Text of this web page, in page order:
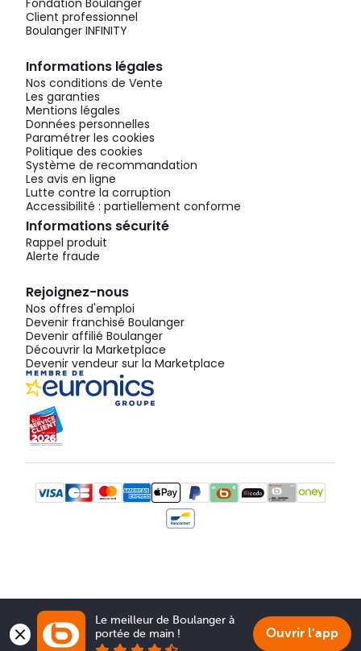
Client professionnel
Boulanger INFINITY
Informations légales
Nos conditions de Vente
Les garanties
Mentions légales
Données personnelles
Paramétrer les cookies
Politique des cookies
Système de recommandation
Les avis en ligne
Lutte contre la corruption
Accessibilité : partiellement conforme
Informations sécurité
Rappel produit
Alerte fraude
Rejoignez-nous
Nos offres d'emploi
Devenir franchisé Boulanger
Devenir affilié Boulanger
Découvrir la Marketplace
Devenir vendeur sur la Marketplace
Le meilleur de Boulanger à
portée de main !
Ouvrir l'app